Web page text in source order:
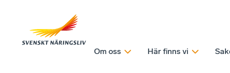
Om oss Här finns vi